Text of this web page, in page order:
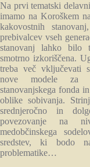
Na prvi tematski
imamo na Koroškem
kakovostnih
prebivalcev vseh
stanovanj lahko
smotrno izkoriščena.
treba več vključevati
nove modele za
stanovanjskega fonda
oblike sobivanja.
srednjeročno in
povezovanje na
medobčinskega
sredstev, ki bodo
problematike…